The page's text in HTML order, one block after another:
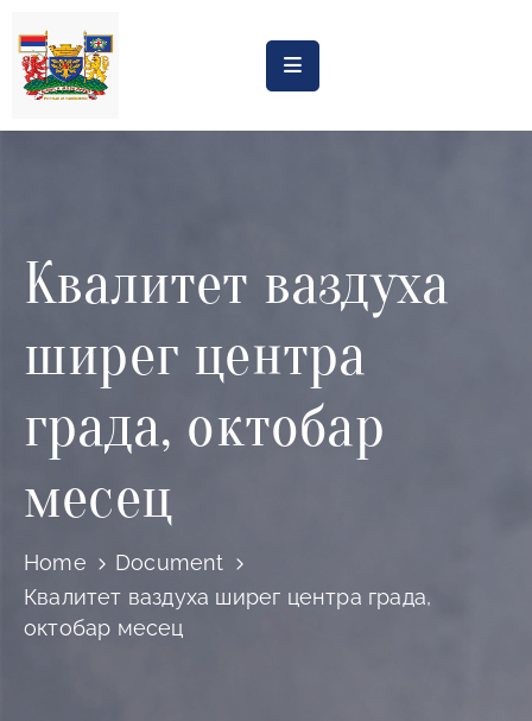
Насловна
Процена
утицаја
Регистри
дивљих
депонија
Планови
програми
Мониторнинг
Квалитет ваздуха
ширег центра
града, октобар
месец
Home
Document
Квалитет ваздуха ширег центра града,
октобар месец